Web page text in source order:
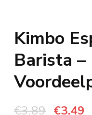
Kimbo
Barista
€3.89 €3.49